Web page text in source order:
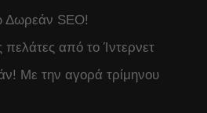
Δωρεάν SEO!
από το Ίντερνετ
Με την αγορά τρίμηνου